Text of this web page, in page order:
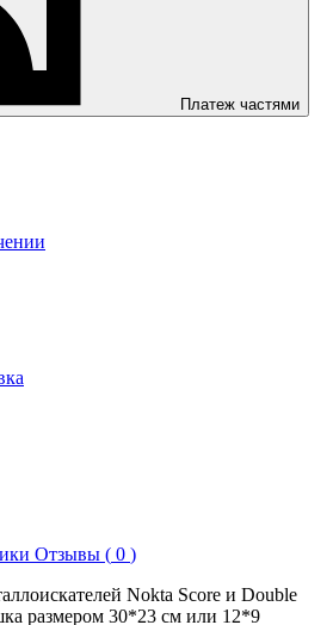
Платеж частями
Отзывы ( 0 )
Nokta Score и Double
размером 30*23 см или 12*9